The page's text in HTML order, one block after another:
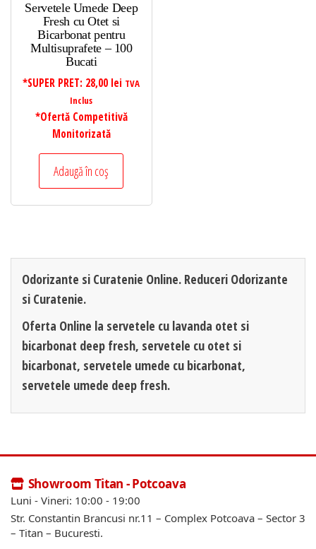
Servetele Umede Deep
Fresh cu Otet si
Bicarbonat pentru
Multisuprafete – 100
Bucati
*SUPER PRET: 28,00 lei TVA
Inclus
*Ofertă Competitivă
Monitorizată
Adaugă în coș
Odorizante si Curatenie Online. Reduceri Odorizante
si Curatenie.
Oferta Online la servetele cu lavanda otet si
bicarbonat deep fresh, servetele cu otet si
bicarbonat, servetele umede cu bicarbonat,
servetele umede deep fresh.
Showroom Titan - Potcoava
Luni - Vineri: 10:00 - 19:00
Str. Constantin Brancusi nr.11 – Complex Potcoava – Sector 3
– Titan – Bucuresti.